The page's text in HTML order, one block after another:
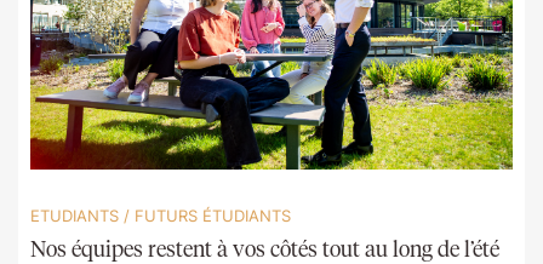
ETUDIANTS / FUTURS ÉTUDIANTS
Nos équipes restent à vos côtés tout au long de l’été